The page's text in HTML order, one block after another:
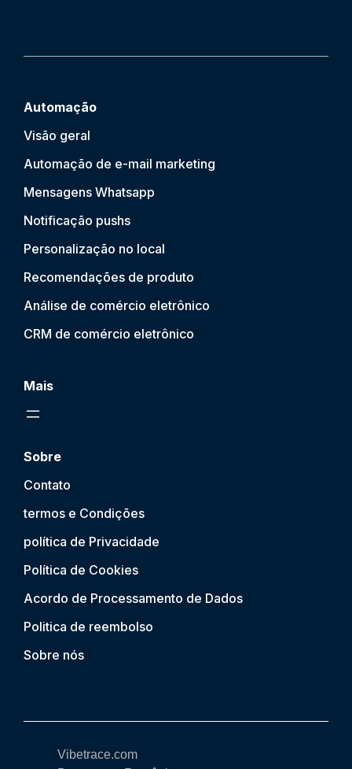
Automação
Visão geral
Automação de e-mail marketing
Mensagens Whatsapp
Notificação pushs
Personalização no local
Recomendações de produto
Análise de comércio eletrônico
CRM de comércio eletrônico
Mais
Sobre
Contato
termos e Condições
política de Privacidade
Política de Cookies
Acordo de Processamento de Dados
Politica de reembolso
Sobre nós
Vibetrace.com